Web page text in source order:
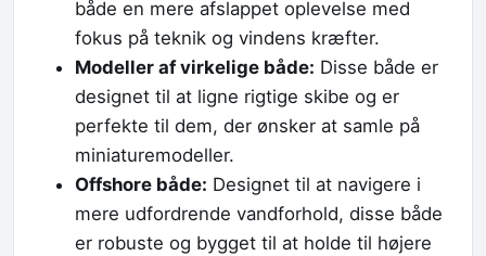
både en mere afslappet oplevelse med
fokus på teknik og vindens kræfter.
Modeller af virkelige både: Disse både er
designet til at ligne rigtige skibe og er
perfekte til dem, der ønsker at samle på
miniaturemodeller.
Offshore både: Designet til at navigere i
mere udfordrende vandforhold, disse både
er robuste og bygget til at holde til højere